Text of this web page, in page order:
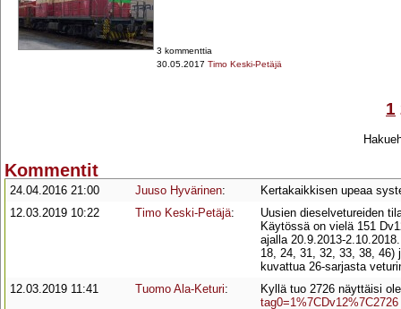
3 kommenttia
30.05.2017 Timo Keski-Petäjä
1
Kommentit
24.04.2016 21:00 Juuso Hyvärinen:
Kertakaikkisen upeaa
12.03.2019 10:22
Timo Keski-Petäjä:
Uusien dieselvetureiden
Käytössä on vielä 151
ajalla 20.9.2013-
18, 24, 31, 32, 33, 38,
kuvattua 26-sarjasta
12.03.2019 11:41
Tuomo Ala-Keturi:
Kyllä tuo 2726 näyttäisi
tag0=1%7CDv12%7C2726